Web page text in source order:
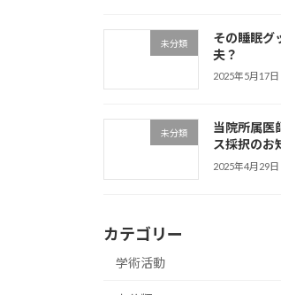
未分類
その睡眠グ
夫？
2025年5月17日
未分類
当院所属
ス採択のお
2025年4月29日
カテゴリー
学術活動